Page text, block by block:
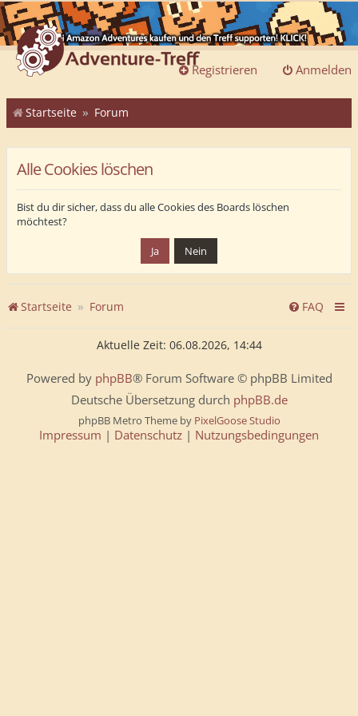
Anmelden
Registrieren
Startseite Forum
Alle Cookies löschen
Bist du dir sicher, dass du alle Cookies des Boards löschen
möchtest?
Startseite Forum FAQ
Aktuelle Zeit: 06.08.2026, 14:44
Powered by phpBB® Forum Software © phpBB Limited
Deutsche Übersetzung durch phpBB.de
phpBB Metro Theme by PixelGoose Studio
Impressum | Datenschutz | Nutzungsbedingungen